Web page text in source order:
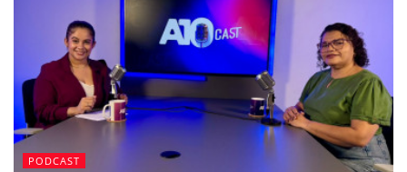
PODCAST